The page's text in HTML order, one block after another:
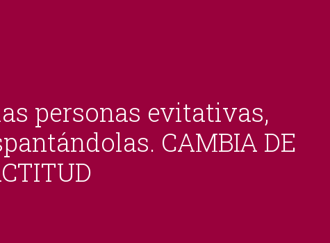
personas evitativas,
CAMBIA DE